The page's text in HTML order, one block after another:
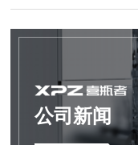
公司新闻